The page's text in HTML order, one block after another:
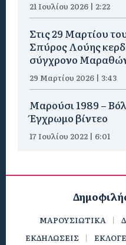
21 Ιουλίου 2026 | 2:22
Στις 29 Μαρτίου
Σπύρος Λούης
σύγχρονο
29 Μαρτίου 2026 | 3:43
Μαρούσι 1989 –
Έγχρωμο βίντεο
17 Ιουλίου 2022 | 6:01
ΜΑΡΟΥΣΙΩΤΙΚΑ
ΕΚΔΗΛΩΣΕΙΣ